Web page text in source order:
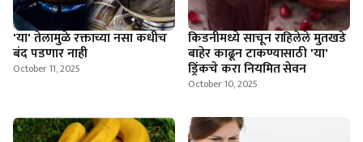
'या' तेलामुळे रक्ताच्या नसा कधीच
बंद पडणार नाही
October 11, 2025
किडनीमध्ये साचून राहिलेले मुतखडे
बाहेर काढून टाकण्यासाठी 'या'
ड्रिंकचे करा नियमित सेवन
October 10, 2025